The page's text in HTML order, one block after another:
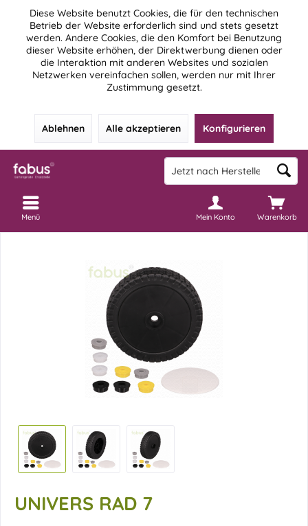
Diese Website benutzt Cookies, die für den technischen
Betrieb der Website erforderlich sind und stets gesetzt
werden. Andere Cookies, die den Komfort bei Benutzung
dieser Website erhöhen, der Direktwerbung dienen oder
die Interaktion mit anderen Websites und sozialen
Netzwerken vereinfachen sollen, werden nur mit Ihrer
Zustimmung gesetzt.
Ablehnen Alle akzeptieren Konfigurieren
Warenkorb
Mein Konto
Menü
UNIVERS RAD 7